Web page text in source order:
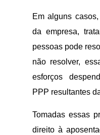
Em alguns
da empresa,
pessoas pode
não resolver,
esforços
PPP resultantes
Tomadas essas
direito à